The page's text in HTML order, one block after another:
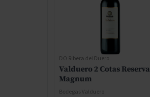
DO Ribera del Duero
Valduero 2 Cotas Reserva
Magnum
Bodegas Valduero